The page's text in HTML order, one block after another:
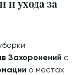
ухода за
Захоронений с
о местах